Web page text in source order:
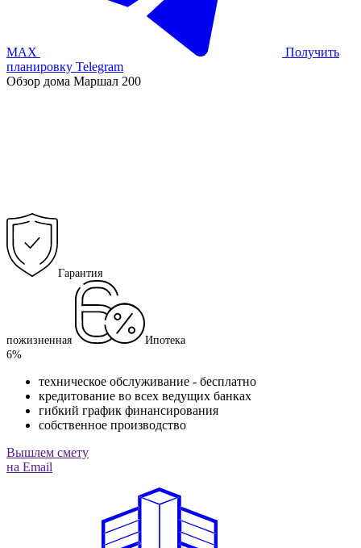
MAX
Получить
планировку Telegram
Обзор дома Маршал 200
Гарантия
пожизненная
Ипотека
6%
техническое обслуживание - бесплатно
кредитование во всех ведущих банках
гибкий график финансирования
собственное производство
Вышлем смету
на Email